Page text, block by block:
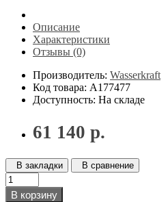
Описание
Характеристики
Отзывы (0)
Производитель: Wasserkraft
Код товара: A177477
Доступность: На складе
61 140 р.
В закладки В сравнение
В корзину